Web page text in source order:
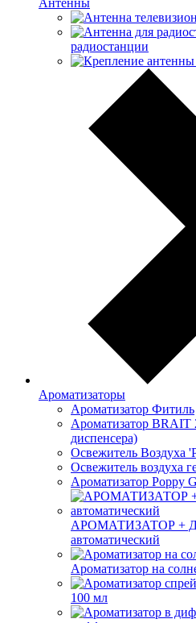
радиостанции
Ароматизаторы
Ароматизатор Фитиль
Ароматизатор BRAIT
диспенсера)
Освежитель Воздуха
Освежитель воздуха
Ароматизатор Poppy
АРОМАТИЗАТОР +
автоматический
Ароматизатор на
100 мл